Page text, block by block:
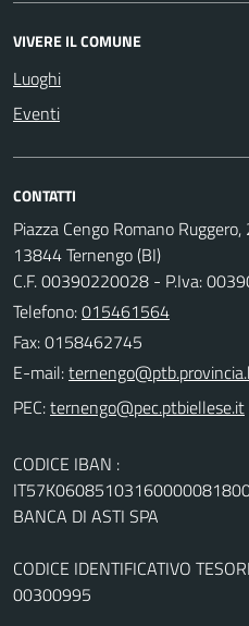
VIVERE IL COMUNE
Luoghi
Eventi
CONTATTI
Piazza Cengo Romano Ruggero,
13844 Ternengo (BI)
C.F. 00390220028 - P.Iva:
Telefono:015461564
Fax: 0158462745
E-mail:
PEC:
CODICE IBAN :
BANCA DI ASTI SPA
CODICE IDENTIFICATIVO
00300995